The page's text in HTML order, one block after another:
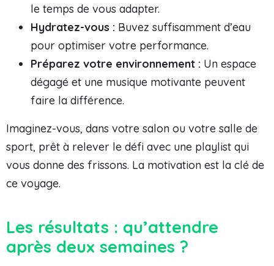
le temps de vous adapter.
Hydratez-vous : Buvez suffisamment d’eau
pour optimiser votre performance.
Préparez votre environnement : Un espace
dégagé et une musique motivante peuvent
faire la différence.
Imaginez-vous, dans votre salon ou votre salle de
sport, prêt à relever le défi avec une playlist qui
vous donne des frissons. La motivation est la clé de
ce voyage.
Les résultats : qu’attendre
après deux semaines ?